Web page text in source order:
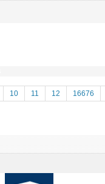
10 11 12 16676